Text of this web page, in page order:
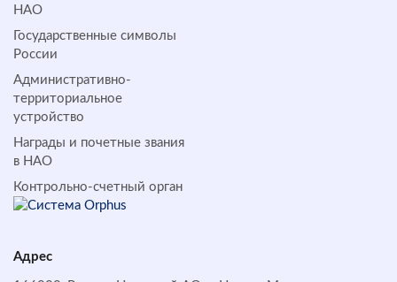
НАО
Государственные символы
России
Административно-
территориальное
устройство
Награды и почетные звания
в НАО
Контрольно-счетный орган
Адрес